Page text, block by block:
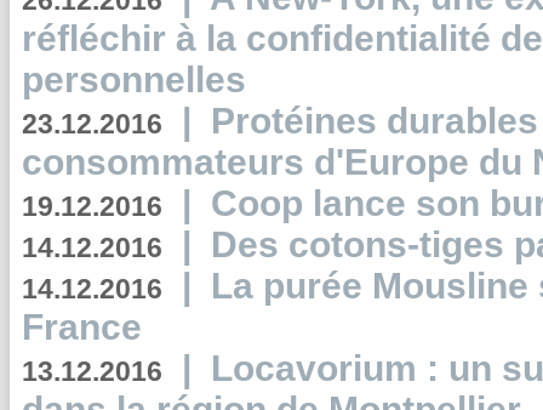
réfléchir à la confidentialité
personnelles
23.12.2016 | Protéines
consommateurs d'Europe du
19.12.2016 | Coop lance son
14.12.2016 | Des cotons-tiges
14.12.2016 | La purée
France
13.12.2016 | Locavorium : un